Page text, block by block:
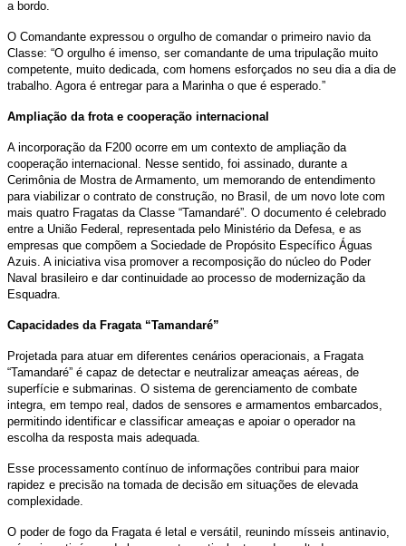
a bordo.
O Comandante expressou o orgulho de comandar o primeiro navio da
Classe: “O orgulho é imenso, ser comandante de uma tripulação muito
competente, muito dedicada, com homens esforçados no seu dia a dia de
trabalho. Agora é entregar para a Marinha o que é esperado.”
Ampliação da frota e cooperação internacional
A incorporação da F200 ocorre em um contexto de ampliação da
cooperação internacional. Nesse sentido, foi assinado, durante a
Cerimônia de Mostra de Armamento, um memorando de entendimento
para viabilizar o contrato de construção, no Brasil, de um novo lote com
mais quatro Fragatas da Classe “Tamandaré”. O documento é celebrado
entre a União Federal, representada pelo Ministério da Defesa, e as
empresas que compõem a Sociedade de Propósito Específico Águas
Azuis. A iniciativa visa promover a recomposição do núcleo do Poder
Naval brasileiro e dar continuidade ao processo de modernização da
Esquadra.
Capacidades da Fragata “Tamandaré”
Projetada para atuar em diferentes cenários operacionais, a Fragata
“Tamandaré” é capaz de detectar e neutralizar ameaças aéreas, de
superfície e submarinas. O sistema de gerenciamento de combate
integra, em tempo real, dados de sensores e armamentos embarcados,
permitindo identificar e classificar ameaças e apoiar o operador na
escolha da resposta mais adequada.
Esse processamento contínuo de informações contribui para maior
rapidez e precisão na tomada de decisão em situações de elevada
complexidade.
O poder de fogo da Fragata é letal e versátil, reunindo mísseis antinavio,